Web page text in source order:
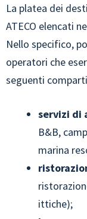
La platea dei
ATECO elencati
Nello specifico,
operatori che
seguenti
servizi di
B&B,
marina
ittiche);